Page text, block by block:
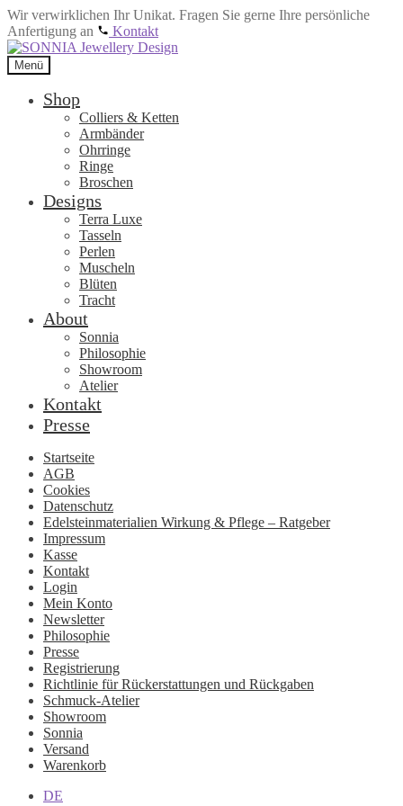
Wir verwirklichen Ihr Unikat. Fragen Sie gerne Ihre persönliche
Anfertigung an
Kontakt
Zur
Navigation
springen
Zum
Inhalt
springen
Menü
Shop
Colliers & Ketten
Armbänder
Ohrringe
Ringe
Broschen
Designs
Terra Luxe
Tasseln
Perlen
Muscheln
Blüten
Tracht
About
Sonnia
Philosophie
Showroom
Atelier
Kontakt
Presse
Startseite
AGB
Cookies
Datenschutz
Edelsteinmaterialien Wirkung & Pflege – Ratgeber
Impressum
Kasse
Kontakt
Login
Mein Konto
Newsletter
Philosophie
Presse
Registrierung
Richtlinie für Rückerstattungen und Rückgaben
Schmuck-Atelier
Showroom
Sonnia
Versand
Warenkorb
DE